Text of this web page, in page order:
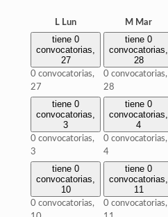
L Lun M Mar
tiene 0
convocatorias,
27
0 convocatorias,
27
tiene 0
convocatorias,
28
0 convocatorias,
28
tiene 0
convocatorias,
3
0 convocatorias,
3
tiene 0
convocatorias,
4
0 convocatorias,
4
tiene 0
convocatorias,
10
0 convocatorias,
tiene 0
convocatorias,
11
0 convocatorias,